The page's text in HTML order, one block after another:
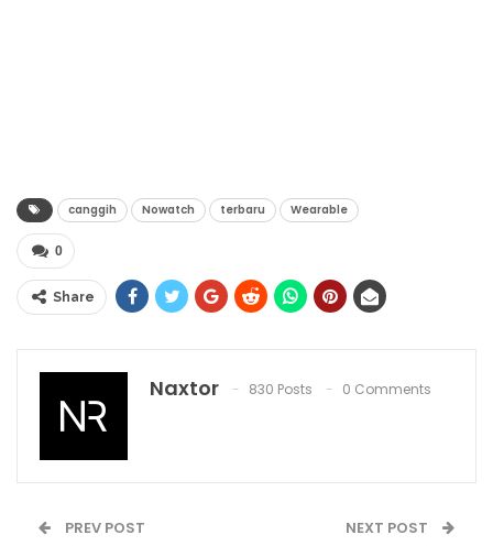
canggih Nowatch terbaru Wearable
0
Share
Naxtor 830 Posts 0 Comments
PREV POST NEXT POST